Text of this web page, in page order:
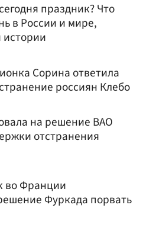
праздник? Что
в России и мире,
Сорина ответила
россиян Клебо
на решение ВАО
отстранения
во Франции
Фуркада порвать